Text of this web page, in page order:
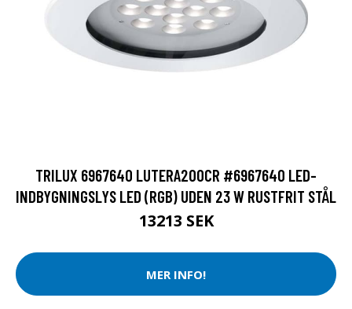
TRILUX 6967640 LUTERA200CR #6967640 LED-
INDBYGNINGSLYS LED (RGB) UDEN 23 W RUSTFRIT STÅL
13213 SEK
MER INFO!